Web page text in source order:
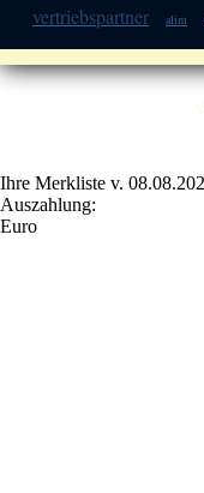
vertriebspartner alim
Ihre Merkliste v.
Auszahlung:
Euro